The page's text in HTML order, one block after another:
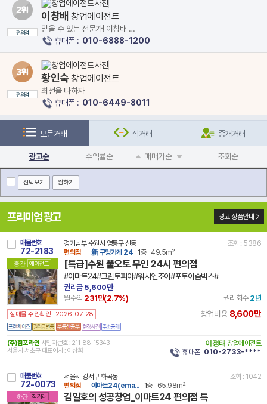
편의점
이창배창업에이전트
믿을 수 있는 전문가! 이창배 에
이전트입니다
휴대폰 : 010-6888-1200
편의점
황인숙창업에이전트
최선을 다하자
휴대폰 : 010-6449-8011
모든거래 직거래 중개거래
광고순 수익률순 매매가순 조회순
선택보기 찜하기
프리미엄 광고 광고 상품안내
매물번호
72-2183
중간 에이전트
경기남부 수원시 영통구 신동
조회 : 5386
편의점
新 구멍가게 24 1층 49.5m²
[특급]수원 풀오토 무인 24시 편의점
#이마트24#크린토피아#워시엔조이#포토이즘박스#
권리금5,600만
월수익 231만(2.7%) 권리회수 2년
실매물 주인확인 : 2026-07-28 창업비용 8,600만
(주)점포라인 사업자번호 : 211-88-15343
서울시 서초구 대표이사 : 이상희
이정태 창업에이전트
휴대폰 010-2733-****
매물번호
72-0073
하단 직거래
서울시 강서구 화곡동
조회 : 1042
편의점
이마트24(ema... 1층 65.98m²
김일호의 성공창업_이마트24 편의점 특